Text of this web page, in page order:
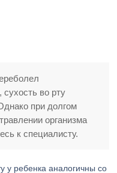
во рту
при долгом
организма
к специалисту.
у ребенка аналогичны со